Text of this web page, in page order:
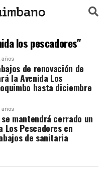
los pescadores"
años
de renovación de
la Avenida Los
hasta diciembre
años
mantendrá cerrado un
Los Pescadores en
de sanitaria